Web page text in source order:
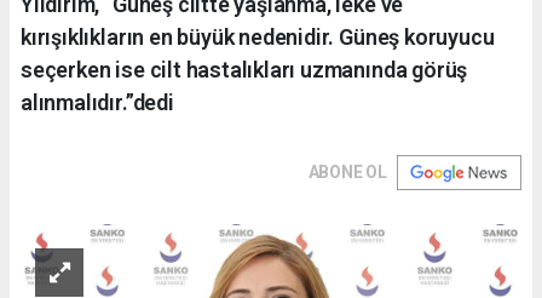
kırışıklıkların en büyük nedenidir. Güneş koruyucu
seçerken ise cilt hastalıkları uzmanında görüş
alınmalıdır.”dedi
ABONE OL